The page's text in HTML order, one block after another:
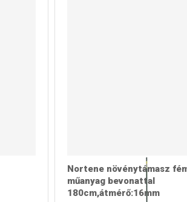
Nortene növénytámasz
műanyag bevonattal
180cm,átmérő:16mm